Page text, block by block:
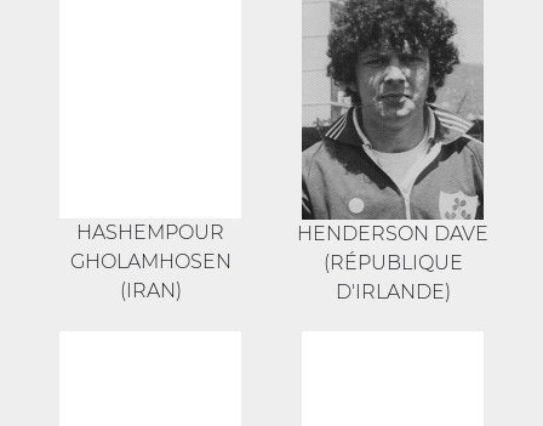
HASHEMPOUR
GHOLAMHOSEN
(IRAN)
HENDERSON DAVE
(RÉPUBLIQUE
D'IRLANDE)